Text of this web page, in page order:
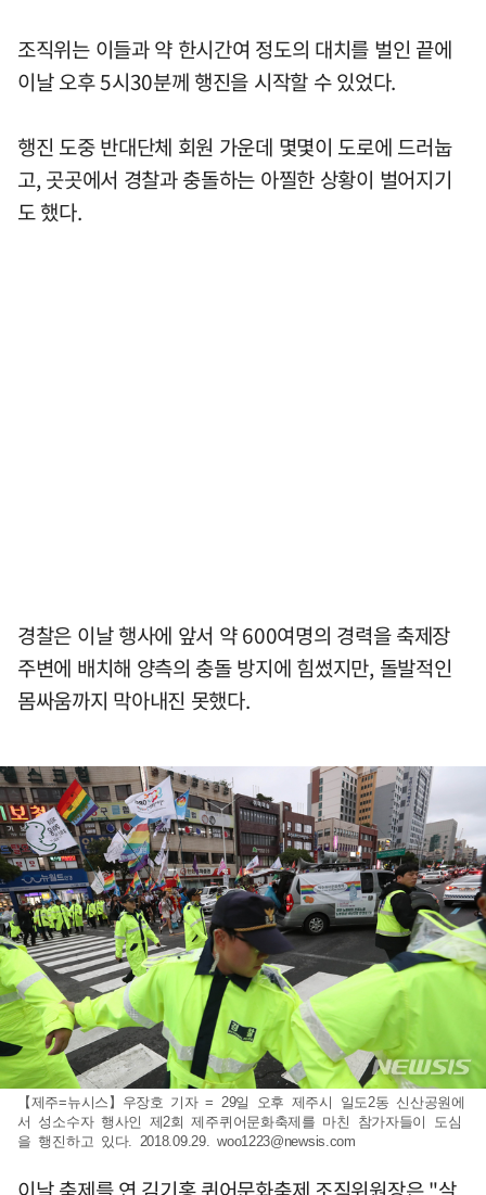
조직위는 이들과 약 한시간여 정도의 대치를 벌인 끝에
이날 오후 5시30분께 행진을 시작할 수 있었다.
행진 도중 반대단체 회원 가운데 몇몇이 도로에 드러눕
고, 곳곳에서 경찰과 충돌하는 아찔한 상황이 벌어지기
도 했다.
경찰은 이날 행사에 앞서 약 600여명의 경력을 축제장
주변에 배치해 양측의 충돌 방지에 힘썼지만, 돌발적인
몸싸움까지 막아내진 못했다.
【제주=뉴시스】우장호 기자 = 29일 오후 제주시 일도2동 신산공원에
서 성소수자 행사인 제2회 제주퀴어문화축제를 마친 참가자들이 도심
을 행진하고 있다. 2018.09.29.woo1223@newsis.com